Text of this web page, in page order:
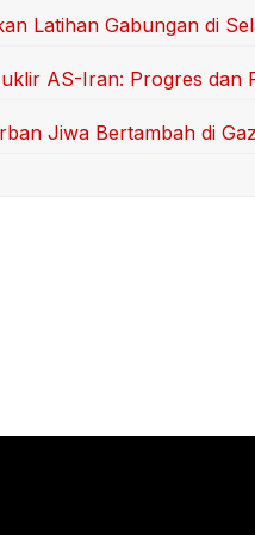
Latihan Gabungan di
AS-Iran: Progres dan
Jiwa Bertambah di